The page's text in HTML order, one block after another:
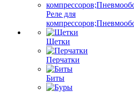
Реле для
Щетки
Перчатки
Биты